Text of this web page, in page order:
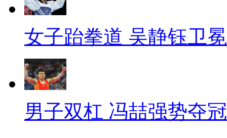
女子跆拳道 吴静钰卫冕
男子双杠 冯喆强势夺冠